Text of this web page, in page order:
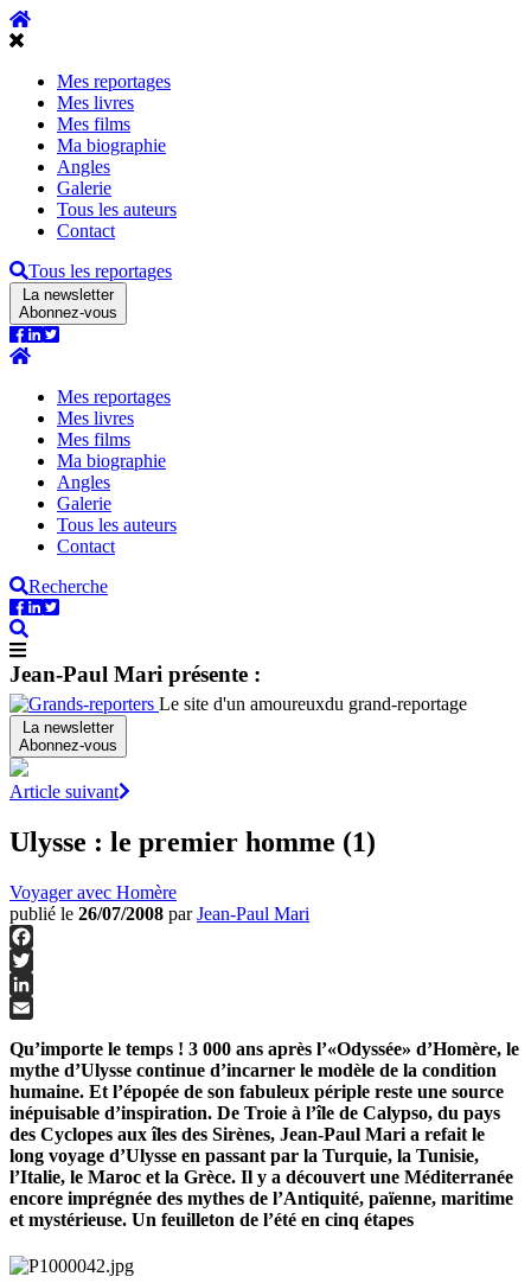
Mes reportages
Mes livres
Mes films
Ma biographie
Angles
Galerie
Tous les auteurs
Contact
Tous les reportages
La newsletter
Abonnez-vous
Mes reportages
Mes livres
Mes films
Ma biographie
Angles
Galerie
Tous les auteurs
Contact
Recherche
Jean-Paul Mari présente :
Le site d'un amoureuxdu grand-reportage
La newsletter
Abonnez-vous
Article suivant
Ulysse : le premier homme (1)
Voyager avec Homère
publié le 26/07/2008 parJean-Paul Mari
Facebook
Twitter
LinkedIn
Qu’importe le temps ! 3 000 ans après l’«Odyssée» d’Homère, le
mythe d’Ulysse continue d’incarner le modèle de la condition
humaine. Et l’épopée de son fabuleux périple reste une source
inépuisable d’inspiration. De Troie à l’île de Calypso, du pays
des Cyclopes aux îles des Sirènes, Jean-Paul Mari a refait le
long voyage d’Ulysse en passant par la Turquie, la Tunisie,
l’Italie, le Maroc et la Grèce. Il y a découvert une Méditerranée
encore imprégnée des mythes de l’Antiquité, païenne, maritime
et mystérieuse. Un feuilleton de l’été en cinq étapes